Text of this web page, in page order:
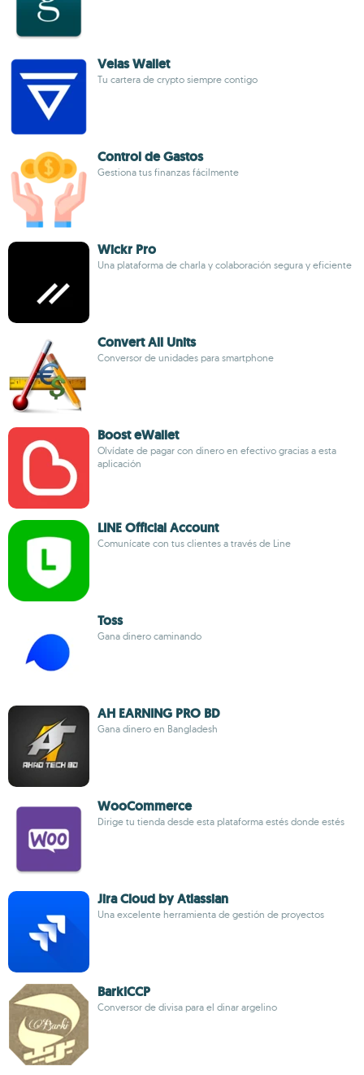
Velas Wallet
Tu cartera de crypto siempre contigo
Control de Gastos
Gestiona tus finanzas fácilmente
Wickr Pro
Una plataforma de charla y colaboración segura y eficiente
Convert All Units
Conversor de unidades para smartphone
Boost eWallet
Olvídate de pagar con dinero en efectivo gracias a esta
aplicación
LINE Official Account
Comunícate con tus clientes a través de Line
Toss
Gana dinero caminando
AH EARNING PRO BD
Gana dinero en Bangladesh
WooCommerce
Dirige tu tienda desde esta plataforma estés donde estés
Jira Cloud by Atlassian
Una excelente herramienta de gestión de proyectos
BarkiCCP
Conversor de divisa para el dinar argelino